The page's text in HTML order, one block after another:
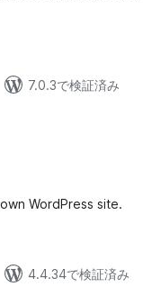
7.0.3で検証済み
WordPress site.
4.4.34で検証済み